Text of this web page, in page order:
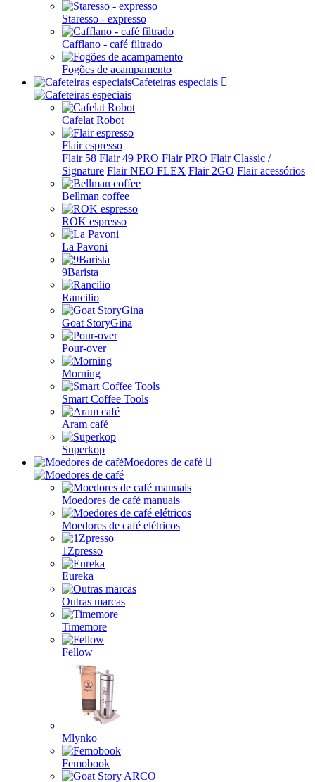
Staresso - expresso
Cafflano - café filtrado
Fogões de acampamento
Cafeteiras especiais
Cafelat Robot
Flair espresso
Flair 58 Flair 49 PRO Flair PRO Flair Classic /
Signature Flair NEO FLEX Flair 2GO Flair acessórios
Bellman coffee
ROK espresso
La Pavoni
9Barista
Rancilio
Goat StoryGina
Pour-over
Morning
Smart Coffee Tools
Aram café
Superkop
Moedores de café
Moedores de café manuais
Moedores de café elétricos
1Zpresso
Eureka
Outras marcas
Timemore
Fellow
Mlynko
Femobook